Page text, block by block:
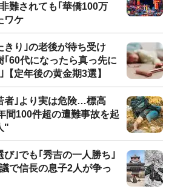
難されても｢華僑100万
ワケ
り｣の老後が待ち受け
60代になったら真っ先に
定年後の黄金期3選】
者｣より実は危険…標高
間100件超の遭難事故を起
"
び｣でも｢秀吉の一人勝ち｣
で信長の息子2人が争っ